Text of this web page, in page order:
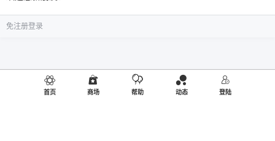
免注册登录
首页 商场 帮助 动态 登陆